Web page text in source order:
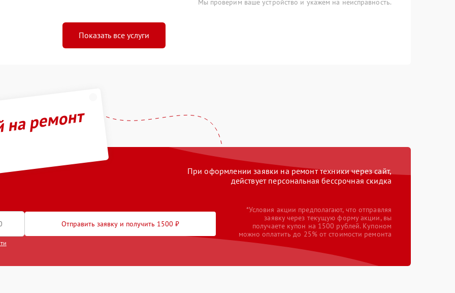
Мы проверим ваше устройство и укажем на неисправность.
Показать все услуги
ремонт
При оформлении заявки на ремонт техники через сайт,
действует персональная бессрочная скидка
Отправить заявку и получить 1500 ₽
*Условия акции предполагают, что отправляя
заявку через текущую форму акции, вы
получаете купон на 1500 рублей. Купоном
можно оплатить до 25% от стоимости ремонта